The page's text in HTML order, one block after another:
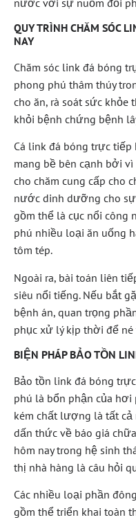
QUY TRÌNH CHĂM SÓC
NAY
Chăm sóc link đá bóng
phong phú thâm thúy
cho ăn, rà soát sức khỏe
khỏi bệnh chứng bệnh
Cá link đá bóng trực tiếp
mang bề bên cạnh bởi
cho chăm cung cấp cho
nước dinh dưỡng cho
gồm thể là cục nổi công
phú nhiều loại ăn uống
tôm tép.
Ngoài ra, bài toán liên
siêu nổi tiếng. Nếu bắt
bệnh án, quan trọng
phục xử lý kịp thời để né
BIỆN PHÁP BẢO TỒN
Bảo tồn link đá bóng
phú là bổn phận của
kém chất lượng là tất cả
dấn thức về báo giá
hôm nay trong hệ sinh
thị nhà hàng là câu hỏi
Các nhiều loại phần
gồm thể triển khai toàn